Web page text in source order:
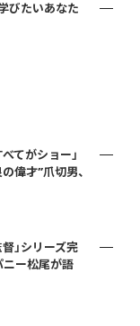
びたいあなた
てがショー」
偉才”爪切男、
」シリーズ完
ー松尾が語